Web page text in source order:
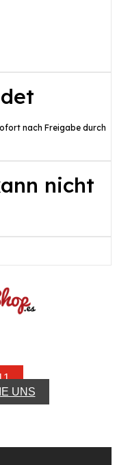
nach Freigabe durch
nicht
UNS